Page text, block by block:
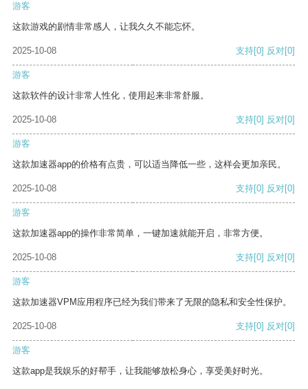
游客
这款游戏的剧情非常感人，让我久久不能忘怀。
2025-10-08 支持[0] 反对[0]
游客
这款软件的设计非常人性化，使用起来非常舒服。
2025-10-08 支持[0] 反对[0]
游客
这款加速器app的价格有点贵，可以适当降低一些，这样会更加亲民。
2025-10-08 支持[0] 反对[0]
游客
这款加速器app的操作非常简单，一键加速就能开启，非常方便。
2025-10-08 支持[0] 反对[0]
游客
这款加速器VPM应用程序已经为我们带来了无限的隐私和安全性保护。
2025-10-08 支持[0] 反对[0]
游客
这款app是我娱乐的好帮手，让我能够放松身心，享受美好时光。